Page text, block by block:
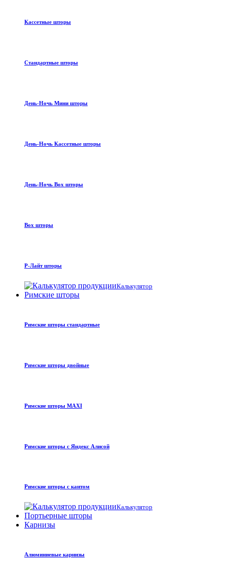
Кассетные шторы
Стандартные шторы
День-Ночь Мини шторы
День-Ночь Кассетные шторы
День-Ночь Box шторы
Box шторы
Р-Лайт шторы
Калькулятор
Римские шторы
Римские шторы стандартные
Римские шторы двойные
Римские шторы MAXI
Римские шторы с Яндекс Алисой
Римские шторы с кантом
Калькулятор
Портьерные шторы
Карнизы
Алюминиевые карнизы